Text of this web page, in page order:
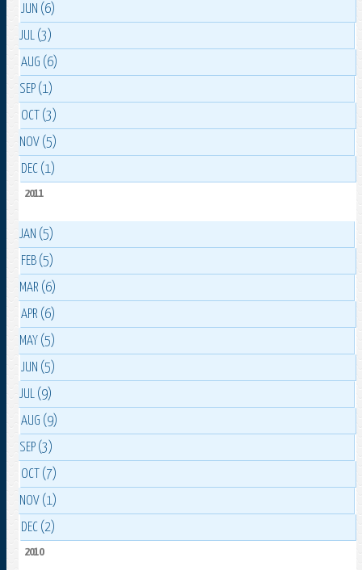
JUN (6)
JUL (3)
AUG (6)
SEP (1)
OCT (3)
NOV (5)
DEC (1)
2011
JAN (5)
FEB (5)
MAR (6)
APR (6)
MAY (5)
JUN (5)
JUL (9)
AUG (9)
SEP (3)
OCT (7)
NOV (1)
DEC (2)
2010